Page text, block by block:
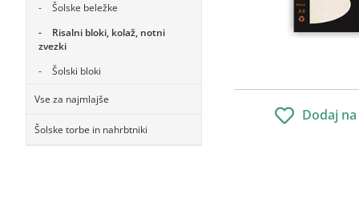
Šolske beležke
Risalni bloki, kolaž, notni
zvezki
Šolski bloki
Vse za najmlajše
Šolske torbe in nahrbtniki
Dodaj